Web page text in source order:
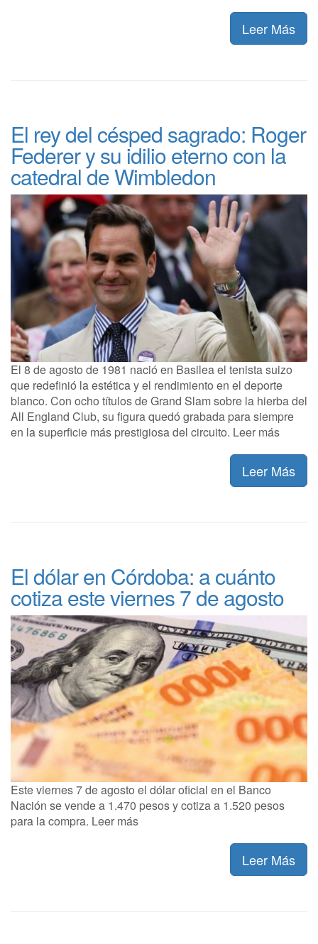
Leer Más
El rey del césped sagrado: Roger
Federer y su idilio eterno con la
catedral de Wimbledon
El 8 de agosto de 1981 nació en Basilea el tenista suizo
que redefinió la estética y el rendimiento en el deporte
blanco. Con ocho títulos de Grand Slam sobre la hierba del
All England Club, su figura quedó grabada para siempre
en la superficie más prestigiosa del circuito. Leer más
Leer Más
El dólar en Córdoba: a cuánto
cotiza este viernes 7 de agosto
Este viernes 7 de agosto el dólar oficial en el Banco
Nación se vende a 1.470 pesos y cotiza a 1.520 pesos
para la compra. Leer más
Leer Más